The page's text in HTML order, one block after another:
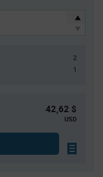
2
1
42,62 $
USD